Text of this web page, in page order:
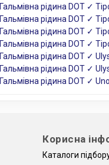
Гальмівна рідина DOT ✓ Tipo
Гальмівна рідина DOT ✓ Tipo
Гальмівна рідина DOT ✓
Гальмівна рідина DOT ✓
Гальмівна рідина DOT ✓
Гальмівна рідина DOT ✓
Гальмівна рідина DOT ✓ Uno
Корисна
Каталоги